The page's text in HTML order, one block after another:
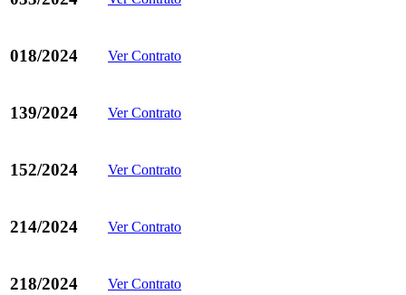
018/2024 Ver Contrato
139/2024 Ver Contrato
152/2024 Ver Contrato
214/2024 Ver Contrato
218/2024 Ver Contrato